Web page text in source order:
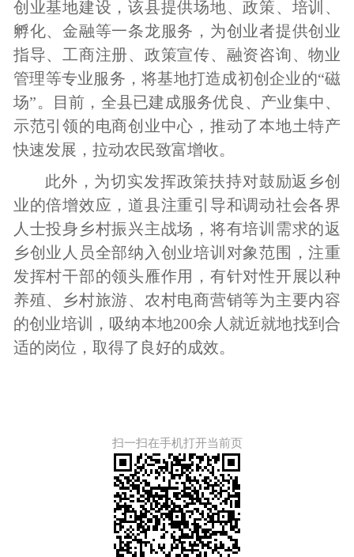
创业基地建设，该县提供场地、政策、培训、
孵化、金融等一条龙服务，为创业者提供创业
指导、工商注册、政策宣传、融资咨询、物业
管理等专业服务，将基地打造成初创企业的“磁
场”。目前，全县已建成服务优良、产业集中、
示范引领的电商创业中心，推动了本地土特产
快速发展，拉动农民致富增收。
此外，为切实发挥政策扶持对鼓励返乡创
业的倍增效应，道县注重引导和调动社会各界
人士投身乡村振兴主战场，将有培训需求的返
乡创业人员全部纳入创业培训对象范围，注重
发挥村干部的领头雁作用，有针对性开展以种
养殖、乡村旅游、农村电商营销等为主要内容
的创业培训，吸纳本地200余人就近就地找到合
适的岗位，取得了良好的成效。
扫一扫在手机打开当前页